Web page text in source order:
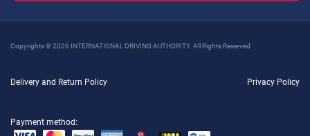
Copyrights © 2026 INTERNATIONAL DRIVING AUTHORITY. All Rights Reserved
Delivery and Return Policy Privacy Policy
Payment method: